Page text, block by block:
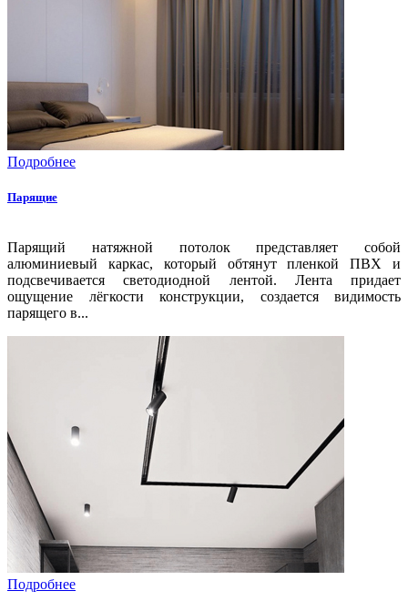
Подробнее
Парящие
Парящий натяжной потолок представляет собой
алюминиевый каркас, который обтянут пленкой ПВХ и
подсвечивается светодиодной лентой. Лента придает
ощущение лёгкости конструкции, создается видимость
парящего в...
Подробнее